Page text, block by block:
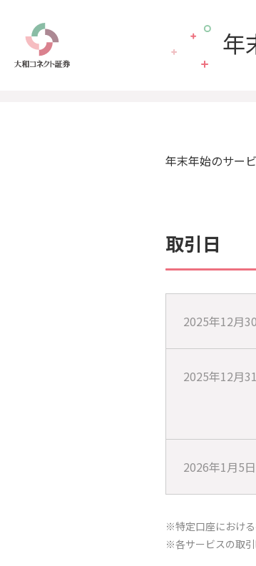
年
年末年始のサー
取引日
2025年12月
2025年12月
2026年1月5日
※特定口座における
※各サービスの取